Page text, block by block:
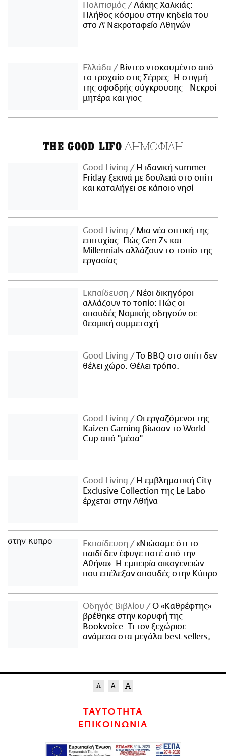
Πολιτισμός
Λάκης Χαλκιάς:
Πλήθος κόσμου στην κηδεία του
στο Α' Νεκροταφείο Αθηνών
Ελλάδα
Βίντεο ντοκουμέντο από
το τροχαίο στις Σέρρες: Η στιγμή
της σφοδρής σύγκρουσης - Νεκροί
μητέρα και γιος
THE GOOD LIFO ΔΗΜΟΦΙΛΗ
Good Living
Η ιδανική summer
Friday ξεκινά με δουλειά στο σπίτι
και καταλήγει σε κάποιο νησί
Good Living
Μια νέα οπτική της
επιτυχίας: Πώς Gen Zs και
Millennials αλλάζουν το τοπίο της
εργασίας
Εκπαίδευση
Νέοι δικηγόροι
αλλάζουν το τοπίο: Πώς οι
σπουδές Νομικής οδηγούν σε
θεσμική συμμετοχή
Good Living
Το BBQ στο σπίτι δεν
θέλει χώρο. Θέλει τρόπο.
Good Living
Οι εργαζόμενοι της
Kaizen Gaming βίωσαν το World
Cup από "μέσα"
Good Living
Η εμβληματική City
Exclusive Collection της Le Labo
έρχεται στην Αθήνα
Εκπαίδευση
«Νιώσαμε ότι το
παιδί δεν έφυγε ποτέ από την
Αθήνα»: Η εμπειρία οικογενειών
που επέλεξαν σπουδές στην Κύπρο
Οδηγός Βιβλίου
Ο «Καθρέφτης»
βρέθηκε στην κορυφή της
Bookvoice. Τι τον ξεχώρισε
ανάμεσα στα μεγάλα best sellers;
ΤΑΥΤΟΤΗΤΑ
ΕΠΙΚΟΙΝΩΝΙΑ